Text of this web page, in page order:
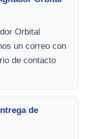
Orbital
un correo con
de contacto
de